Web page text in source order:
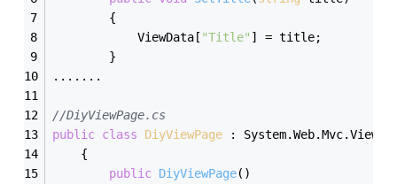
        {
            ViewData[
"Title" ] = title;
        }
.......
//DiyViewPage.cs
public class DiyViewPage :
    {
public DiyViewPage()